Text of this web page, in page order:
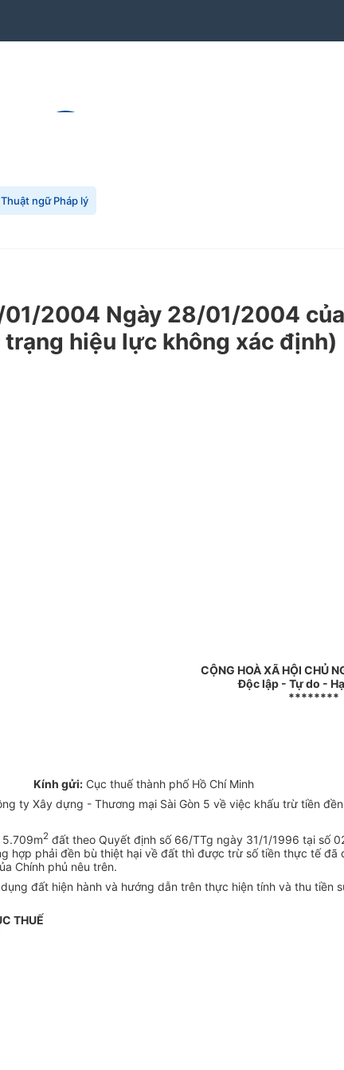
Thuật ngữ Pháp lý
01/2004 Ngày 28/01/2004
hiệu lực không xác định)
CỘNG HOÀ XÃ HỘI CHỦ
Độc lập - Tự do -
********
Kính gửi:Cục thuế thành phố Hồ Chí Minh
ty Xây dựng - Thương mại Sài Gòn 5 về việc khấu trừ tiền
2 đất theo Quyết định số 66/TTg ngày 31/1/1996 tại số
hợp phải đền bù thiệt hại về đất thì được trừ số tiền thực tế
Chính phủ nêu trên.
đất hiện hành và hướng dẫn trên thực hiện tính và thu
THUẾ